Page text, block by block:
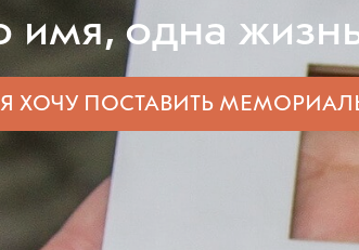
одна
Я ХОЧУ ПОСТАВИТЬ